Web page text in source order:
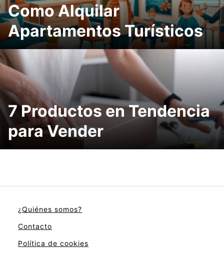
Como Alquilar
Apartamentos Turísticos
7 Productos en Tendencia
para Vender
¿Quiénes somos?
Contacto
Política de cookies